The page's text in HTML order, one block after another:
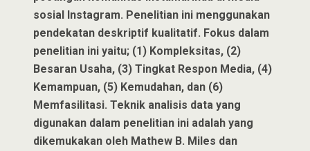
sosial Instagram. Penelitian ini menggunakan
pendekatan deskriptif kualitatif. Fokus dalam
penelitian ini yaitu; (1) Kompleksitas, (2)
Besaran Usaha, (3) Tingkat Respon Media, (4)
Kemampuan, (5) Kemudahan, dan (6)
Memfasilitasi. Teknik analisis data yang
digunakan dalam penelitian ini adalah yang
dikemukakan oleh Mathew B. Miles dan